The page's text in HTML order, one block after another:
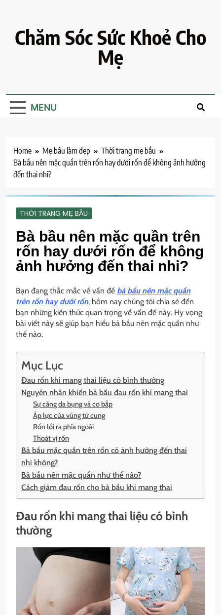
contentChăm Sóc Sức Khoẻ Cho
Mẹ
MENU
Home Mẹ bầu làm đẹp
Thời trang mẹ bầu
Bà bầu nên mặc quần trên rốn hay dưới rốn để không ảnh hưởng
đến thai nhi?
THỜI TRANG MẸ BẦU
Bà bầu nên mặc quần trên
rốn hay dưới rốn để không
ảnh hưởng đến thai nhi?
Bạn đang thắc mắc về vấn đề bà bầu nên mặc quần
trên rốn hay dưới rốn, hôm nay chúng tôi chia sẻ đến
bạn những kiến thức quan trọng về vấn đề này. Hy vọng
bài viết này sẽ giúp bạn hiểu bà bầu nên mặc quần như
thế nào.
Mục Lục
Đau rốn khi mang thai liệu có bình thường
Nguyên nhân khiến bà bầu đau rốn khi mang thai
Sự căng da bụng và cơ bắp
Áp lực của vùng tử cung
Rốn lồi ra phía ngoài
Thoát vị rốn
Bà bầu mặc quần trên rốn có ảnh hưởng đến thai
nhi không?
Bà bầu nên mặc quần như thế nào?
Cách giảm đau rốn cho bà bầu khi mang thai
Đau rốn khi mang thai liệu có bình
thường